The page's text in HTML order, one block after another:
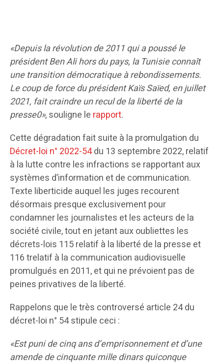
«Depuis la révolution de 2011 qui a poussé le
président Ben Ali hors du pays, la Tunisie connaît
une transition démocratique à rebondissements.
Le coup de force du président Kaïs Saïed, en juillet
2021, fait craindre un recul de la liberté de la
presse0», souligne le rapport.
Cette dégradation fait suite à la promulgation du
Décret-loi n° 2022-54du 13 septembre 2022, relatif
à la lutte contre les infractions se rapportant aux
systèmes d’information et de communication.
Texte liberticide auquel les juges recourent
désormais presque exclusivement pour
condamner les journalistes et les acteurs de la
société civile, tout en jetant aux oubliettes les
décrets-lois 115 relatif à la liberté de la presse et
116 trelatif à la communication audiovisuelle
promulgués en 2011, et qui ne prévoient pas de
peines privatives de la liberté.
Rappelons que le très controversé article 24 du
décret-loi n° 54 stipule ceci :
«Est puni de cinq ans d’emprisonnement et d’une
amende de cinquante mille dinars quiconque